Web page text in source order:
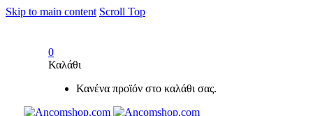
Skip to main content Scroll Top
0
Καλάθι
Κανένα προϊόν στο καλάθι σας.